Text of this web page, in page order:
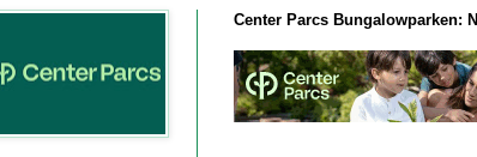
Center Parcs Bungalowparken: